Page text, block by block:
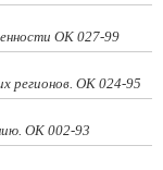
ОК 027-99
регионов. ОК 024-95
ОК 002-93